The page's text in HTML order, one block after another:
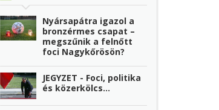
Nyársapátra igazol a
bronzérmes csapat –
megszűnik a felnőtt
foci Nagykőrösön?
JEGYZET - Foci, politika
és közerkölcs…